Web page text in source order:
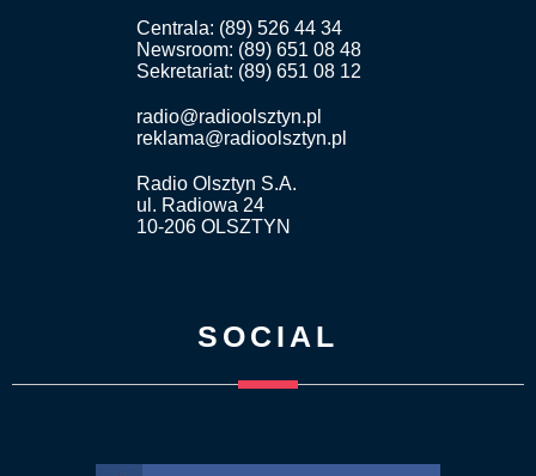
Centrala: (89) 526 44 34
Newsroom: (89) 651 08 48
Sekretariat: (89) 651 08 12
radio@radioolsztyn.pl
reklama@radioolsztyn.pl
Radio Olsztyn S.A.
ul. Radiowa 24
10-206 OLSZTYN
SOCIAL